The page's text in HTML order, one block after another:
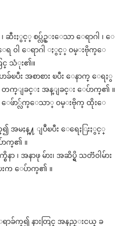
ဆီးႏွင့္ စပ္လ်ဥ္းေသာ ေရာဂါ ၊ ေ
ရ ၀ါ ေရာဂါ ႏွင့္ ၀မ္းဗိုက္ေ
ြင္ သံုး၏။
ခ်ၿပီး အစာစား ၿပီး ေနာက္ ေရႏွ
ျခင္း အန္ျခင္း ေပ်ာက္၏ ။
ေဖ်ာ္လ်က္ေသာ္ ၀မ္းဗိုက္ ထိုးေ
အမႈန္႔ ျပဳၿပီး ေရေႏြးႏွင့္
ာက္၏ ။
၊ အနာဖု မ်ား၊ အဆိပ္ရွိ သတၱ၀ါမ်ား
က ေပ်ာက္၏ ။
ခ်က္၍ နားတြင္ အနည္းငယ္ ခ